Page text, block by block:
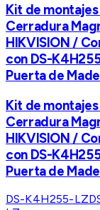
Kit de montajes
Cerradura
HIKVISION /
con DS-
Puerta de
Kit de montajes
Cerradura
HIKVISION /
con DS-
Puerta de
DS-K4H255-LZ